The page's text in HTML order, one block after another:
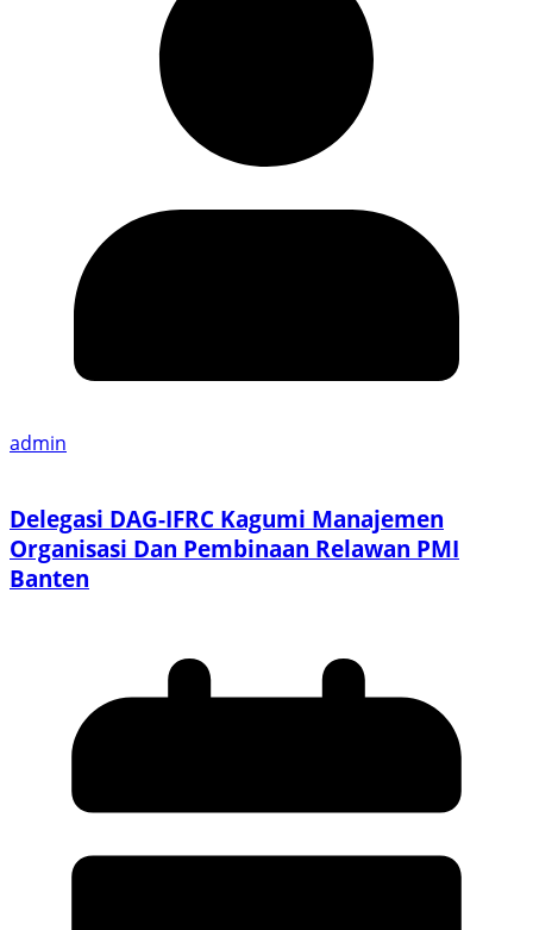
admin
Delegasi DAG-IFRC Kagumi Manajemen
Organisasi Dan Pembinaan Relawan PMI
Banten